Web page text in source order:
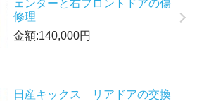
ェンダーと右フロントドアの傷
修理
金額:140,000円
日産キックス リアドアの交換